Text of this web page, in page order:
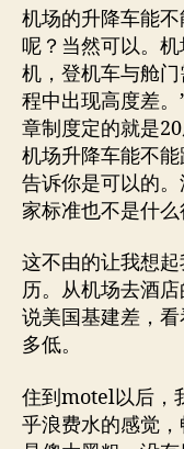
机场的升降车能
呢？当然可以。
机，登机车与舱
程中出现高度差
章制度定的就是
机场升降车能不
告诉你是可以的
家标准也不是什么
这不由的让我想
历。从机场去酒
说美国基建差，
多低。
住到motel以后，
乎浪费水的感觉